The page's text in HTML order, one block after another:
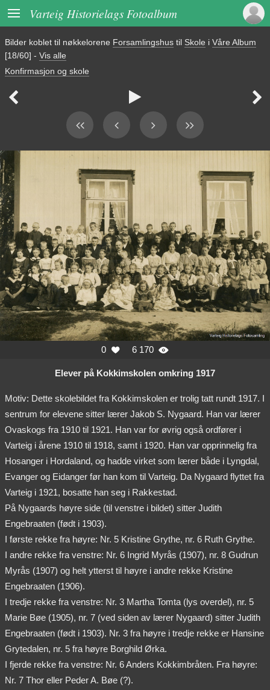
 Varteig Historielags Fotoalbum
Bilder koblet til nøkkelorene Forsamlingshus til Skole i Våre Album
[18/60] - Vis alle
Konfirmasjon og skole
  
0  6 170 
Elever på Kokkimskolen omkring 1917
Motiv: Dette skolebildet fra Kokkimskolen er trolig tatt rundt 1917. I
sentrum for elevene sitter lærer Jakob S. Nygaard. Han var lærer
Ovaskogs fra 1910 til 1921. Han var for øvrig også ordfører i
Varteig i årene 1910 til 1918, samt i 1920. Han var opprinnelig fra
Hosanger i Hordaland, og hadde virket som lærer både i Lyngdal,
Evanger og Eidanger før han kom til Varteig. Da Nygaard flyttet fra
Varteig i 1921, bosatte han seg i Rakkestad.
På Nygaards høyre side (til venstre i bildet) sitter Judith
Engebraaten (født i 1903).
I første rekke fra høyre: Nr. 5 Kristine Grythe, nr. 6 Ruth Grythe.
I andre rekke fra venstre: Nr. 6 Ingrid Myrås (1907), nr. 8 Gudrun
Myrås (1907) og helt ytterst til høyre i andre rekke Kristine
Engebraaten (1906).
I tredje rekke fra venstre: Nr. 3 Martha Tomta (lys overdel), nr. 5
Marie Bøe (1905), nr. 7 (ved siden av lærer Nygaard) sitter Judith
Engebraaten (født i 1903). Nr. 3 fra høyre i tredje rekke er Hansine
Grytedalen, nr. 5 fra høyre Borghild Ørka.
I fjerde rekke fra venstre: Nr. 6 Anders Kokkimbråten. Fra høyre:
Nr. 7 Thor eller Peder A. Bøe (?).